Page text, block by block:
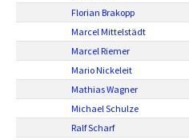
Florian Brakopp
Marcel Mittelstädt
Marcel Riemer
Mario Nickeleit
Mathias Wagner
Michael Schulze
Ralf Scharf